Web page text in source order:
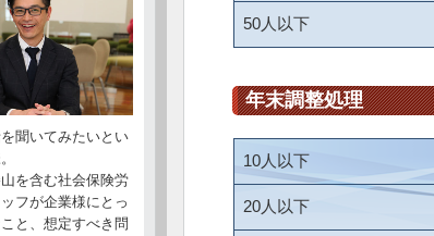
50人以下
年末調整処理
10人以下
20人以下
聞いてみたいとい
を含む社会保険労
フが企業様にとっ
と、想定すべき問